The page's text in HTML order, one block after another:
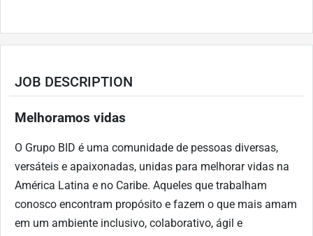
JOB DESCRIPTION
Melhoramos vidas
O Grupo BID é uma comunidade de pessoas diversas,
versáteis e apaixonadas, unidas para melhorar vidas na
América Latina e no Caribe. Aqueles que trabalham
conosco encontram propósito e fazem o que mais amam
em um ambiente inclusivo, colaborativo, ágil e